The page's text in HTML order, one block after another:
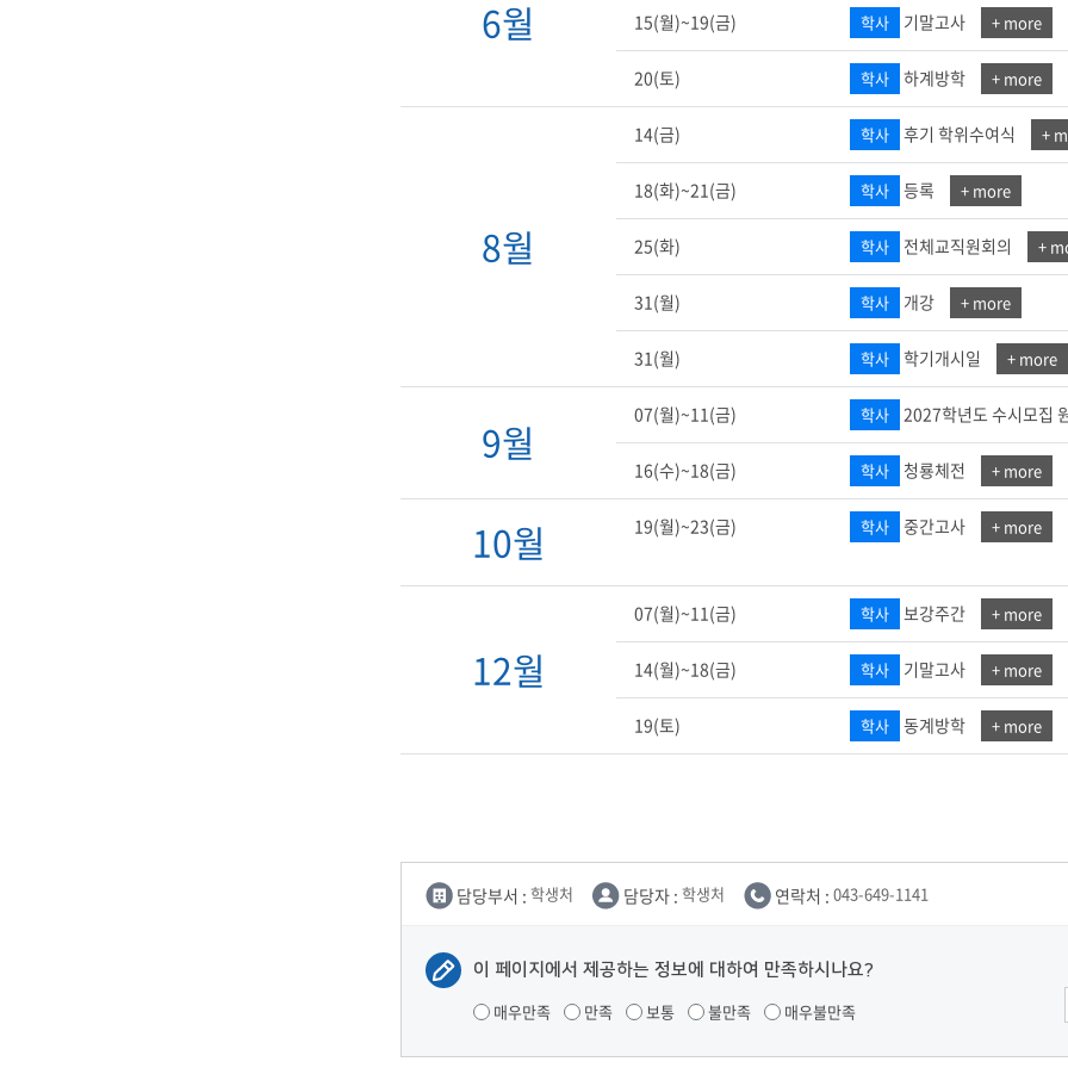
6월 15(월)~19(금) 학사 기말고사 + more
20(토) 학사 하계방학 + more
8월
14(금) 학사 후기 학위수여식 +
18(화)~21(금) 학사 등록 + more
25(화) 학사 전체교직원회의 +
31(월) 학사 개강 + more
31(월) 학사 학기개시일 + more
9월
07(월)~11(금) 학사 2027학년도 수시모집
16(수)~18(금) 학사 청룡체전 + more
10월 19(월)~23(금) 학사 중간고사 + more
12월
07(월)~11(금) 학사 보강주간 + more
14(월)~18(금) 학사 기말고사 + more
19(토) 학사 동계방학 + more
담당부서 : 학생처 담당자 : 학생처 연락처 : 043-649-1141
이 페이지에서 제공하는 정보에 대하여 만족하시나요?
매우만족 만족 보통 불만족 매우불만족